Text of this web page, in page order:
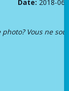
Date: 2018-06-
Vous ne